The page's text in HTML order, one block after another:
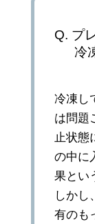
プ
冷
冷凍し
は問題
止状態
の中に
果とい
しかし
有のも